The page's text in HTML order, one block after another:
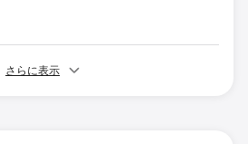
さらに表示